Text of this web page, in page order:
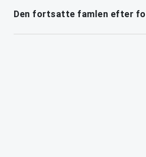
Den fortsatte famlen efter